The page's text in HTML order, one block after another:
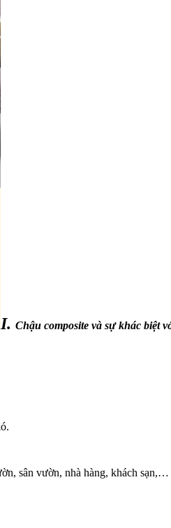
I. Chậu composite và sự khác biệt
sân vườn, nhà hàng, khách sạn,…